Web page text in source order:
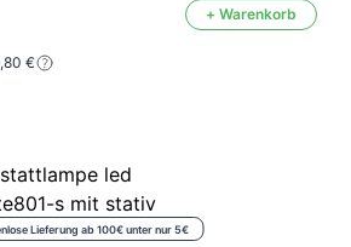
+ Warenkorb
€
Lieferung ab 100€ unter nur 5€